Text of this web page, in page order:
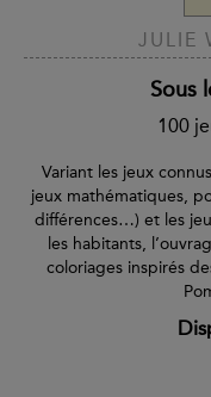
JULIE
Sous
100
Variant les jeux
jeux mathématiques,
différences…) et les
les habitants,
coloriages inspirés